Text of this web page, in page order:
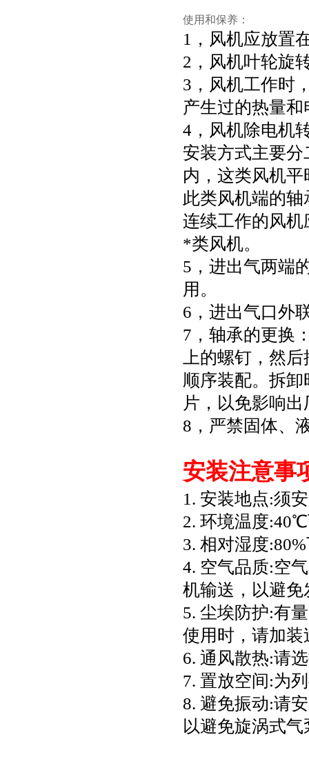
使用和保养：
1，风机应放置
2，风机叶轮旋
3，风机工作时
产生过的热量
4，风机除电机
安装方式主要
内，这类风机
此类风机端的
连续工作的风
*类风机。
5，进出气两端
用。
6，进出气口外
7，轴承的更换
上的螺钉，然
顺序装配。拆
片，以免影响
8，严禁固体、
安装注意事
1. 安装地点:须
2. 环境温度
3. 相对湿度
4. 空气品质:空
机输送，以避免
5. 尘埃防护:有
使用时，请加
6. 通风散热:请
7. 置放空间:为
8. 避免振动:请
以避免旋涡式